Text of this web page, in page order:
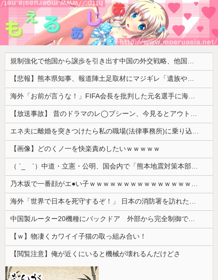
規制強化で他国から譲歩を引き出す中国の外交戦略、他国がサプライチェーン変更で対抗した結果……
【悲報】熊本県知事、報道陣土足取材にマジギレ「遺族や被災者から強い不満でてる！」 → 記者「例えば？」 → 知事、怒り通り越して呆れてしまう ………
海外「お前が言うな！」FIFA会長を批判した元名選手に海外から猛反発！（海外の反応）
【放送事故】 昔のドラマのレ◯プシーン、今見るとアウトすぎる・・・
エネ夫に離婚を突きつけたら私の職場(法律事務所)に乗り込んできた 堂々と「離婚の法律相談です。母の薦めでこちらに参りました」と言っているが、...
【画像】どのくノ一を快楽責めしたいｗｗｗｗｗ
（ ´_ゝ`）中道・立憲・公明、国会内で「熊本地震対策本部会議」各省庁からヒアリング・現地から意見聴取「パーティション、人手、宿泊施設の不足や、...
乃木坂で一番顔がエ●い子ｗｗｗｗｗｗｗｗｗｗｗｗｗｗｗｗｗｗｗ
海外「世界で日本を死守するぞ！」 日本の消防署を訪れたちびっ子集団が世界をメロメロに
中国製ルーター20機種にバックドア 外部から完全制御できる機能が仕込まれていた
【ｗ】物凄くカワイイ子猫の取っ組み合い！
【閲覧注意】俺が近くにいると機械が壊れるんだけどさ